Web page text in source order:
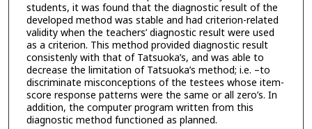
students, it was found that the diagnostic result of the
developed method was stable and had criterion-related
validity when the teachers’ diagnostic result were used
as a criterion. This method provided diagnostic result
consistenly with that of Tatsuoka’s, and was able to
decrease the limitation of Tatsuoka’s method; i.e. –to
discriminate misconceptions of the testees whose item-
score response patterns were the same or all zero’s. In
addition, the computer program written from this
diagnostic method functioned as planned.